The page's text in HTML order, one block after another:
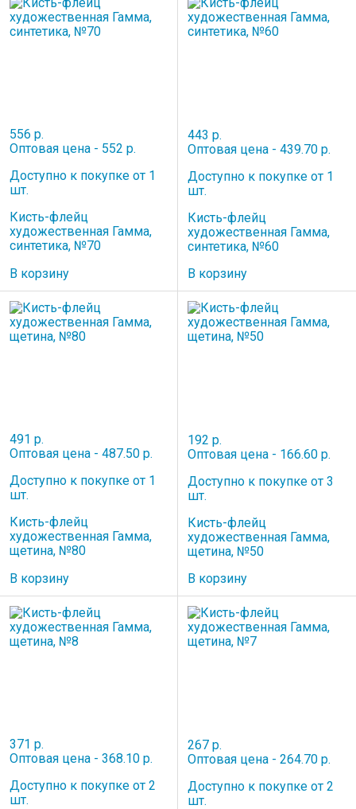
556 р.
Оптовая цена - 552 р.
Доступно к покупке от 1
шт.
Кисть-флейц
художественная Гамма,
синтетика, №70
В корзину
443 р.
Оптовая цена - 439.70 р.
Доступно к покупке от 1
шт.
Кисть-флейц
художественная Гамма,
синтетика, №60
В корзину
491 р.
Оптовая цена - 487.50 р.
Доступно к покупке от 1
шт.
Кисть-флейц
художественная Гамма,
щетина, №80
В корзину
192 р.
Оптовая цена - 166.60 р.
Доступно к покупке от 3
шт.
Кисть-флейц
художественная Гамма,
щетина, №50
В корзину
371 р.
Оптовая цена - 368.10 р.
Доступно к покупке от 2
шт.
267 р.
Оптовая цена - 264.70 р.
Доступно к покупке от 2
шт.